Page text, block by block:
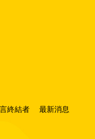
終結者 最新消息